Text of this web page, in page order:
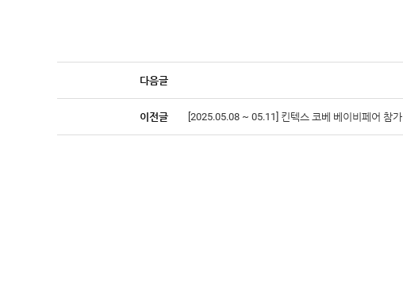
다음글
이전글 [2025.05.08 ~ 05.11] 킨텍스 코베 베이비페어 참가